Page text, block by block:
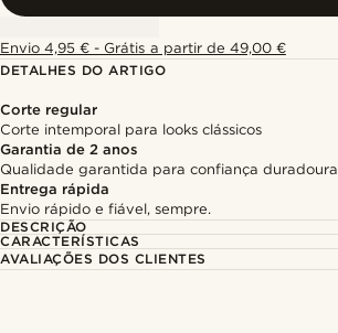
Envio 4,95 € - Grátis a partir de 49,00 €
DETALHES DO ARTIGO
Corte regular
Corte intemporal para looks clássicos
Garantia de 2 anos
Qualidade garantida para confiança duradoura
Entrega rápida
Envio rápido e fiável, sempre.
DESCRIÇÃO
CARACTERÍSTICAS
AVALIAÇÕES DOS CLIENTES